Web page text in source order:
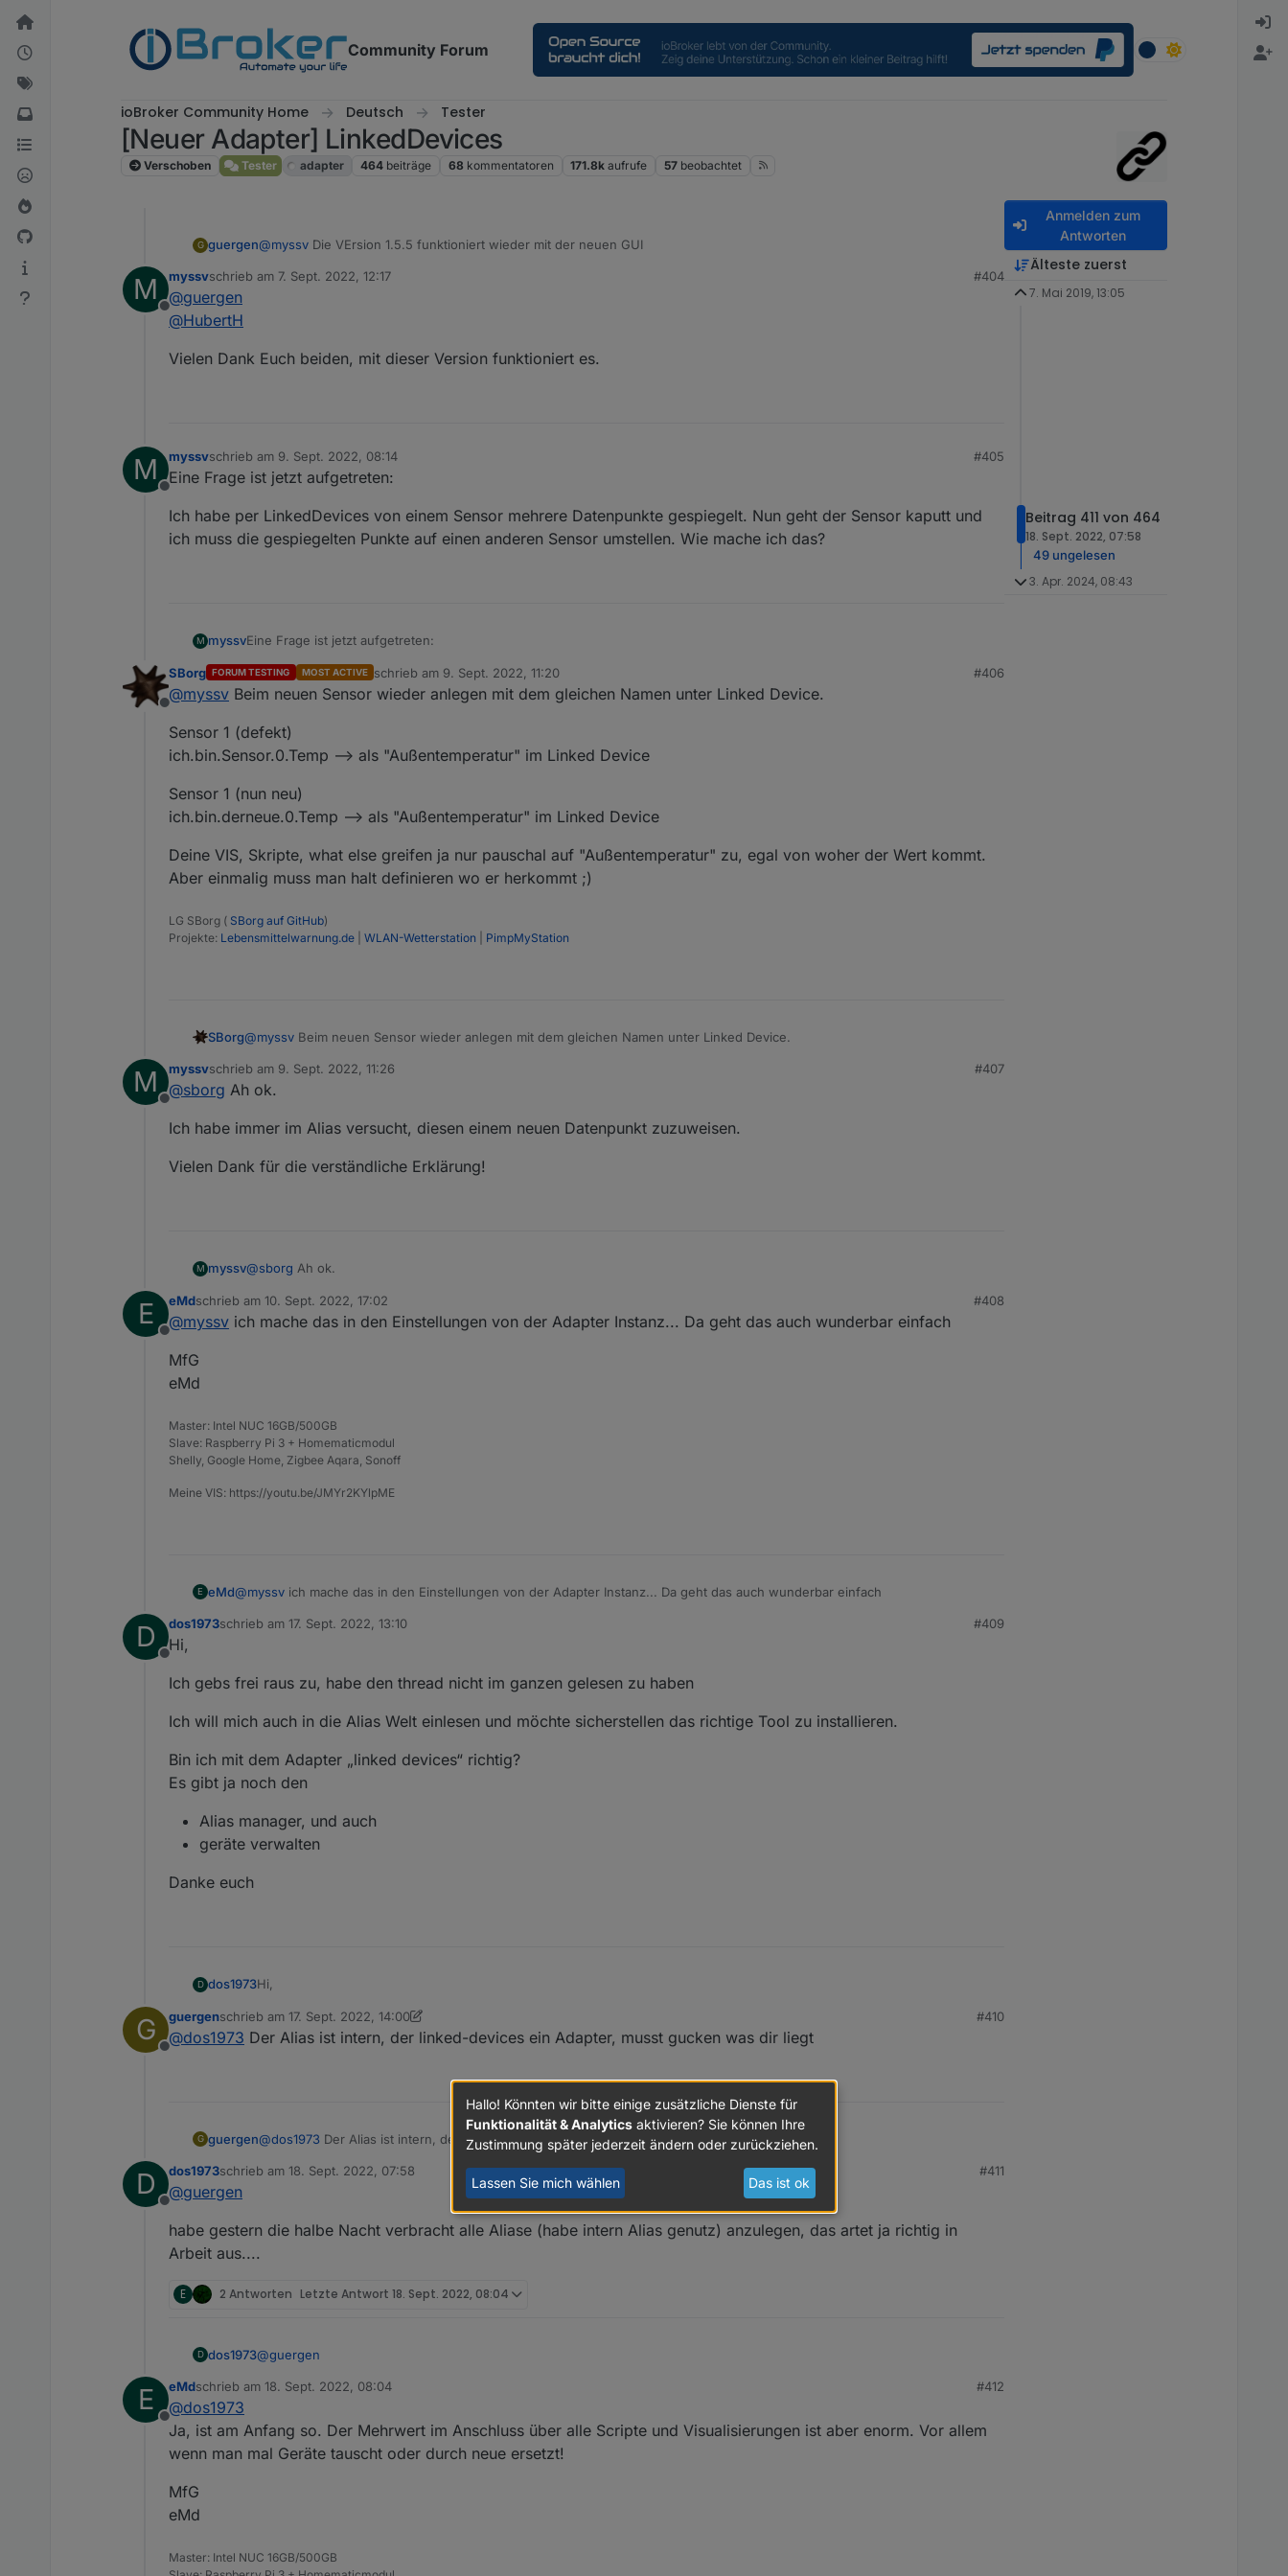
Weiter zum Inhalt
Community Forum
ioBroker Community Home Deutsch Tester
[Neuer Adapter] LinkedDevices
Verschoben Tester adapter 464 beiträge 68 kommentatoren 171.8k aufrufe 57 beobachtet
G guergen@myssv Die VErsion 1.5.5 funktioniert wieder mit der neuen GUI
M
Offline
myssvschrieb am 7. Sept. 2022, 12:17
zuletzt editiert von
#404
@guergen
@HubertH
Vielen Dank Euch beiden, mit dieser Version funktioniert es.
M
Offline
myssvschrieb am 9. Sept. 2022, 08:14
zuletzt editiert von
#405
Eine Frage ist jetzt aufgetreten:
Ich habe per LinkedDevices von einem Sensor mehrere Datenpunkte gespiegelt. Nun geht der Sensor kaputt und
ich muss die gespiegelten Punkte auf einen anderen Sensor umstellen. Wie mache ich das?
M myssvEine Frage ist jetzt aufgetreten:
Ich habe per LinkedDevices von einem Sensor mehrere Datenpunkte gespiegelt. Nun geht der Sensor kaputt und ich muss
die gespiegelten Punkte auf einen anderen Sensor umstellen. Wie mache ich das?
Offline
SBorg FORUM TESTING MOST ACTIVE schrieb am 9. Sept. 2022, 11:20
zuletzt editiert von
#406
@myssv Beim neuen Sensor wieder anlegen mit dem gleichen Namen unter Linked Device.
Sensor 1 (defekt)
ich.bin.Sensor.0.Temp --> als "Außentemperatur" im Linked Device
Sensor 1 (nun neu)
ich.bin.derneue.0.Temp --> als "Außentemperatur" im Linked Device
Deine VIS, Skripte, what else greifen ja nur pauschal auf "Außentemperatur" zu, egal von woher der Wert kommt.
Aber einmalig muss man halt definieren wo er herkommt ;)
LG SBorg ( SBorg auf GitHub)
Projekte: Lebensmittelwarnung.de WLAN-Wetterstation PimpMyStation
SBorg@myssv Beim neuen Sensor wieder anlegen mit dem gleichen Namen unter Linked Device.
Sensor 1 (defekt)
ich.bin.Sensor.0.Temp --> als "Außentemperatur" im Linked Device
ich.bin.derneue.0.Temp --> als "Außentemperatur" im Linked Device
einmalig muss man halt definieren wo er herkommt ;)
M
Offline
myssvschrieb am 9. Sept. 2022, 11:26
zuletzt editiert von
#407
@sborg Ah ok.
Ich habe immer im Alias versucht, diesen einem neuen Datenpunkt zuzuweisen.
Vielen Dank für die verständliche Erklärung!
M myssv@sborg Ah ok.
Ich habe immer im Alias versucht, diesen einem neuen Datenpunkt zuzuweisen.
E
Offline
eMdschrieb am 10. Sept. 2022, 17:02
zuletzt editiert von
#408
@myssv ich mache das in den Einstellungen von der Adapter Instanz... Da geht das auch wunderbar einfach
MfG
eMd
Master: Intel NUC 16GB/500GB
Slave: Raspberry Pi 3 + Homematicmodul
Shelly, Google Home, Zigbee Aqara, Sonoff
Meine VIS: https://youtu.be/JMYr2KYlpME
E eMd@myssv ich mache das in den Einstellungen von der Adapter Instanz... Da geht das auch wunderbar einfach
MfG
D
Offline
dos1973schrieb am 17. Sept. 2022, 13:10
zuletzt editiert von
#409
Hi,
Ich gebs frei raus zu, habe den thread nicht im ganzen gelesen zu haben
Ich will mich auch in die Alias Welt einlesen und möchte sicherstellen das richtige Tool zu installieren.
Bin ich mit dem Adapter „linked devices“ richtig?
Es gibt ja noch den
Alias manager, und auch
geräte verwalten
Danke euch
D dos1973Hi,
Ich gebs frei raus zu, habe den thread nicht im ganzen gelesen zu haben
Alias manager, und auch
Danke euch
G
Offline
guergenschrieb am 17. Sept. 2022, 14:00
zuletzt editiert von guergen
#410
@dos1973 Der Alias ist intern, der linked-devices ein Adapter, musst gucken was dir liegt
G guergen@dos1973 Der Alias ist intern, der linked-devices ein Adapter, musst gucken was dir liegt
D
Offline
dos1973schrieb am 18. Sept. 2022, 07:58
zuletzt editiert von
#411
@guergen
habe gestern die halbe Nacht verbracht alle Aliase (habe intern Alias genutz) anzulegen, das artet ja richtig in
Arbeit aus....
E 2 Antworten Letzte Antwort 18. Sept. 2022, 08:04
D dos1973@guergen
habe gestern die halbe Nacht verbracht alle Aliase (habe intern Alias genutz) anzulegen, das artet ja richtig in Arbeit aus....
E
Offline
eMdschrieb am 18. Sept. 2022, 08:04
zuletzt editiert von
#412
@dos1973
Ja, ist am Anfang so. Der Mehrwert im Anschluss über alle Scripte und Visualisierungen ist aber enorm. Vor allem
wenn man mal Geräte tauscht oder durch neue ersetzt!
MfG
eMd
Master: Intel NUC 16GB/500GB
Anmelden zum
Antworten
Älteste zuerst
7. Mai 2019, 13:05
Beitrag 411 von 464
18. Sept. 2022, 07:58
49 ungelesen
3. Apr. 2024, 08:43
Hallo! Könnten wir bitte einige zusätzliche Dienste für
Funktionalität & Analytics aktivieren? Sie können Ihre
Zustimmung später jederzeit ändern oder zurückziehen.
Lassen Sie mich wählen Das ist ok